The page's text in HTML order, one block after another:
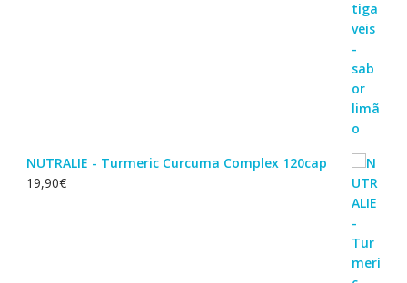
NUTRALIE - Turmeric Curcuma Complex 120cap
19,90€